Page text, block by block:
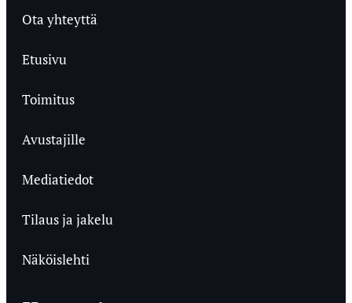
Ota yhteyttä
Etusivu
Toimitus
Avustajille
Mediatiedot
Tilaus ja jakelu
Näköislehti